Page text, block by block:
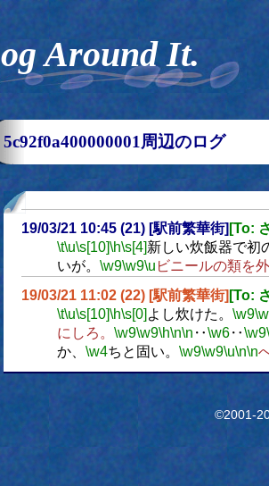
Log Around It.
5c92f0a400000001周辺のログ
19/03/21 10:45 (21) [駅前繁華街] [To:
\t\u\s[10]\h\s[4]新しい炊飯器で初
いが。 \w9\w9\u ビニールの類を
19/03/21 11:02 (22) [駅前繁華街] [To:
\t\u\s[10]\h\s[0] よし炊けた。 \w9
にしろ。 \w9\w9\h\n\n ‥\w6‥\w9
か、 \w4ちと固い。 \w9\w9\u\n\n
©2001-